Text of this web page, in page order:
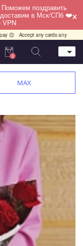
Поможем поздравить
в Мск/СПб ❤️
VPN ×
any cards any country,
0
MAX